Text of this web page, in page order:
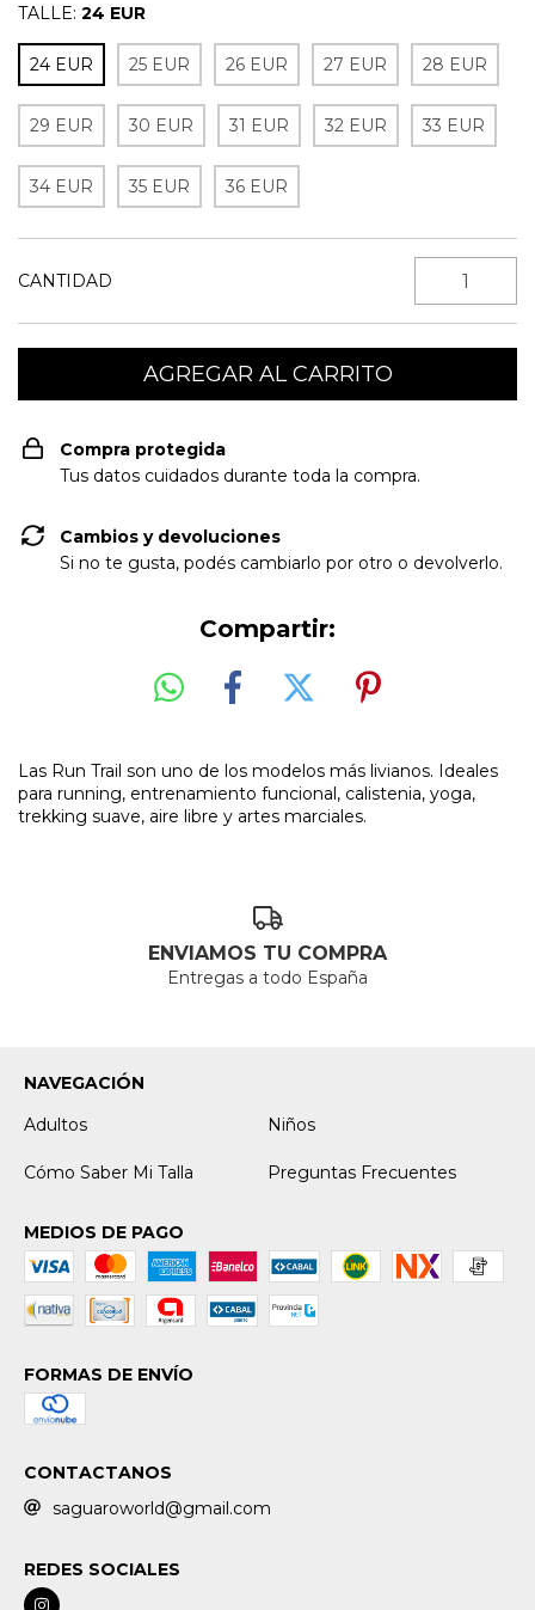
TALLE: 24 EUR
24 EUR 25 EUR 26 EUR 27 EUR 28 EUR
29 EUR 30 EUR 31 EUR 32 EUR 33 EUR
34 EUR 35 EUR 36 EUR
CANTIDAD
Compra protegida
Tus datos cuidados durante toda la compra.
Cambios y devoluciones
Si no te gusta, podés cambiarlo por otro o devolverlo.
Compartir:
Las Run Trail son uno de los modelos más livianos. Ideales
para running, entrenamiento funcional, calistenia, yoga,
trekking suave, aire libre y artes marciales.
ENVIAMOS TU COMPRA
Entregas a todo España
NAVEGACIÓN
Adultos
Niños
Cómo Saber Mi Talla Preguntas Frecuentes
MEDIOS DE PAGO
FORMAS DE ENVÍO
CONTACTANOS
saguaroworld@gmail.com
REDES SOCIALES